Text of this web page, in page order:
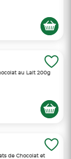
au Lait 200g
de Chocolat et